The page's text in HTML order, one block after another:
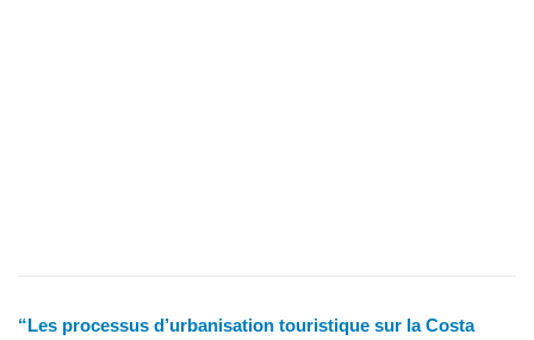
“Les processus d’urbanisation touristique sur la Costa